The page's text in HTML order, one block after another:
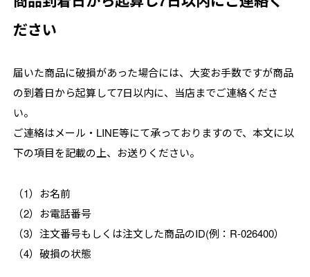
ださい
届いた商品に破損があった場合には、大変お手数ですが商品
の到着日から起算して7日以内に、当店までご連絡くださ
い。
ご連絡はメール・LINE等にて承っておりますので、本文に以
下の項目を記載の上、お送りください。
（1）お名前
（2）お電話番号
（3）注文番号もしくは注文した商品のID(例：R-026400）
（4）破損の状態